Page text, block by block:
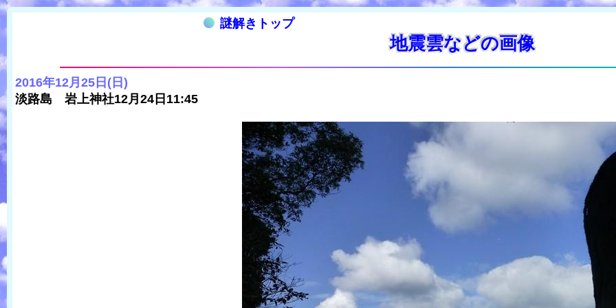
謎解きトップ
地震雲などの画像
2016年12月25日(日)
淡路島 岩上神社12月24日11:45